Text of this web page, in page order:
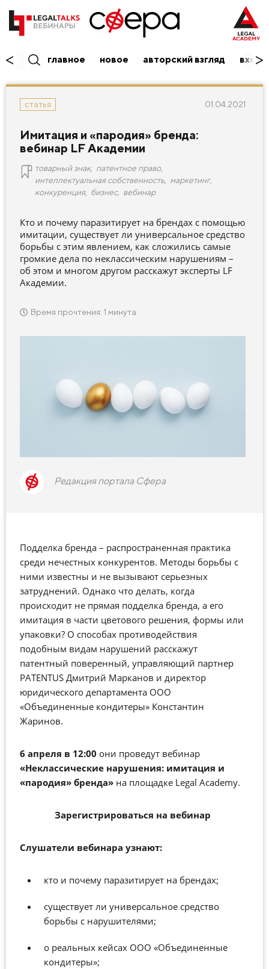
главное новое авторский взгляд вход/
статья 01.04.2021
Имитация и «пародия» бренда:
вебинар LF Академии
товарный знак, патентное право,
интеллектуальная собственность
маркетинг,
конкуренция, бизнес, вебинар
Кто и почему паразитирует на брендах с помощью
имитации, существует ли универсальное средство
борьбы с этим явлением, как сложились самые
громкие дела по неклассическим нарушениям –
об этом и многом другом расскажут эксперты LF
Академии.
Время прочтения: 1 минута
Редакция портала Сфера
Подделка бренда – распространенная практика
среди нечестных конкурентов. Методы борьбы с
ними известны и не вызывают серьезных
затруднений. Однако что делать, когда
происходит не прямая подделка бренда, а его
имитация в части цветового решения, формы или
упаковки? О способах противодействия
подобным видам нарушений расскажут
патентный поверенный, управляющий партнер
PATENTUS Дмитрий Марканов и директор
юридического департамента ООО
«Объединенные кондитеры» Константин
Жаринов.
6 апреля в 12:00 они проведут вебинар
«Неклассические нарушения: имитация и
«пародия» бренда» на площадке Legal Academy.
Зарегистрироваться на вебинар
Слушатели вебинара узнают:
кто и почему паразитирует на брендах;
существует ли универсальное средство
борьбы с нарушителями;
о реальных кейсах ООО «Объединенные
кондитеры»;